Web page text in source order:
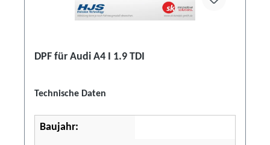
DPF für Audi A4 I 1.9 TDI
Technische Daten
Baujahr: